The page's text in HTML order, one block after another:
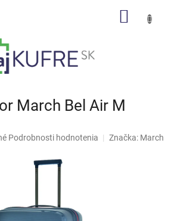
March Bel Air M
Podrobnosti hodnotenia Značka: March